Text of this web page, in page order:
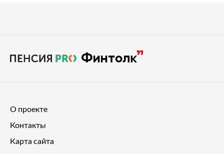
О проекте
Контакты
Карта сайта